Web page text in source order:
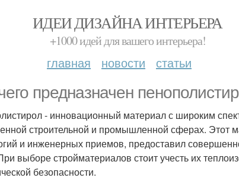
ИДЕИ ДИЗАЙНА ИНТЕРЬЕРА
+1000 идей для вашего интерьера!
главная новости статьи
предназначен
- инновационный материал с широким
строительной и промышленной сферах. Этот
и инженерных приемов, предоставил
выборе стройматериалов стоит учесть их
безопасности.